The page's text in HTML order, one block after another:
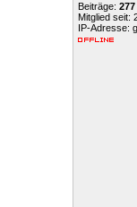
Beiträge: 277
Mitglied seit:
IP-Adresse: